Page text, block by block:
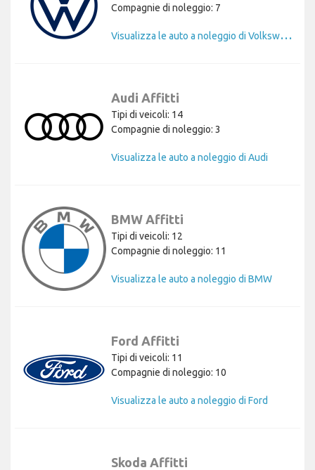
Compagnie di noleggio: 7
V
isualizza le auto a noleggio di Volkswagen
Audi Affitti
Tipi di veicoli: 14
Compagnie di noleggio: 3
Visualizza le auto a noleggio di Audi
BMW Affitti
Tipi di veicoli: 12
Compagnie di noleggio: 11
Visualizza le auto a noleggio di BMW
Ford Affitti
Tipi di veicoli: 11
Compagnie di noleggio: 10
Visualizza le auto a noleggio di Ford
Skoda Affitti